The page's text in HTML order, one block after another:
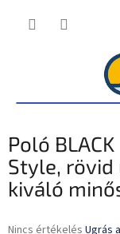
Poló
Style, rövid
kiváló
A
Nincs értékelés Ugrás